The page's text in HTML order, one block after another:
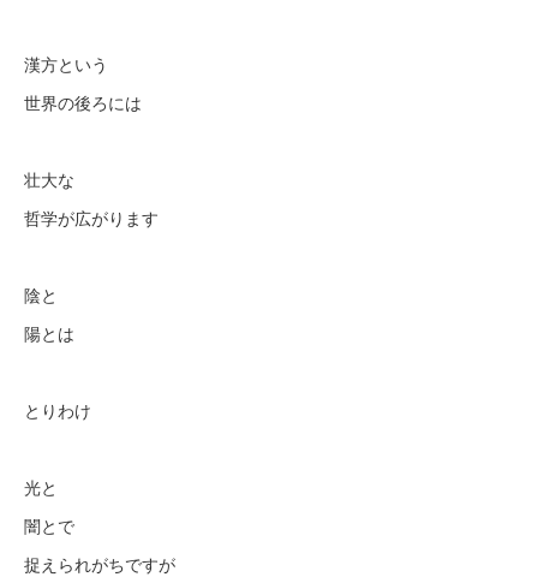
漢方という
世界の後ろには
壮大な
哲学が広がります
陰と
陽とは
とりわけ
光と
闇とで
捉えられがちですが